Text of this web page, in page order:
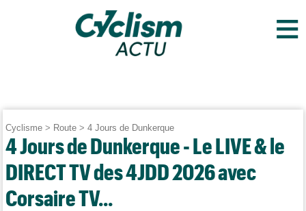
≡
Cyclisme > Route >4 Jours de Dunkerque
4 Jours de Dunkerque - Le LIVE & le
DIRECT TV des 4JDD 2026 avec
Corsaire TV...